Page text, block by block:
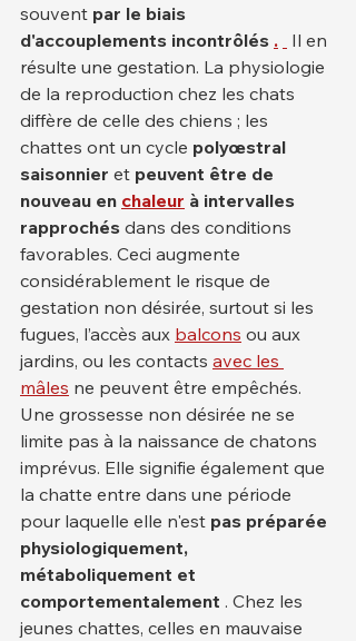
souvent par le biais
d'accouplements incontrôlés .
Il en
résulte une gestation. La physiologie
de la reproduction chez les chats
diffère de celle des chiens ; les
chattes ont un cycle polyœstral
saisonnier et peuvent être de
nouveau en chaleur à intervalles
rapprochés dans des conditions
favorables. Ceci augmente
considérablement le risque de
gestation non désirée, surtout si les
fugues, l’accès aux balcons ou aux
jardins, ou les contacts avec les
mâles ne peuvent être empêchés.
Une grossesse non désirée ne se
limite pas à la naissance de chatons
imprévus. Elle signifie également que
la chatte entre dans une période
pour laquelle elle n'est pas préparée
physiologiquement,
métaboliquement et
comportementalement . Chez les
jeunes chattes, celles en mauvaise